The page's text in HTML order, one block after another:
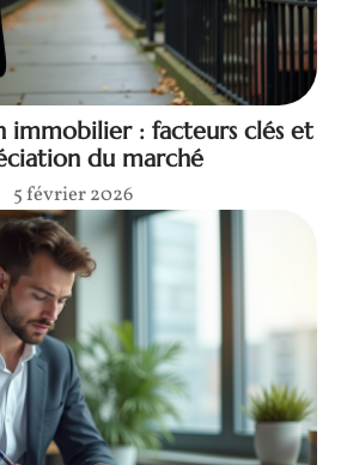
immobilier : facteurs clés et
du marché
5 février 2026